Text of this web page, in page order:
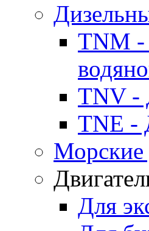
TNM -
TNV -
TNE -
Морские
Для